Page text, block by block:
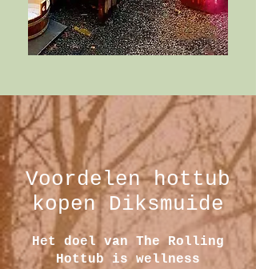
Voordelen hottub
kopen Diksmuide
Het doel van The Rolling
Hottub is wellness